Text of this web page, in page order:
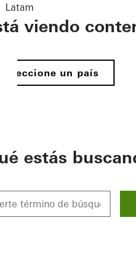
Latam
viendo
Seleccione un país
estás